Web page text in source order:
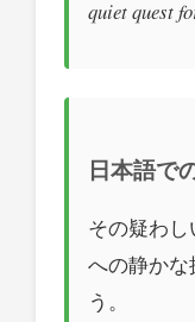
quiet quest
日本語で
その疑わ
への静かな
う。